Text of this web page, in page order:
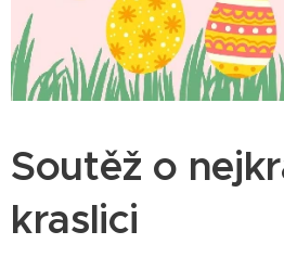
Soutěž o
kraslici